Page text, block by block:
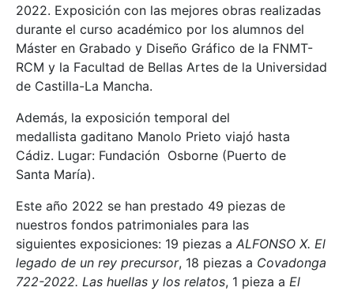
2022. Exposición con las mejores obras realizadas
durante el curso académico por los alumnos del
Máster en Grabado y Diseño Gráfico de la FNMT-
RCM y la Facultad de Bellas Artes de la Universidad
de Castilla-La Mancha.
Además, la exposición temporal del
medallista gaditano Manolo Prieto viajó hasta
Cádiz. Lugar: Fundación Osborne (Puerto de
Santa María).
Este año 2022 se han prestado 49 piezas de
nuestros fondos patrimoniales para las
siguientes exposiciones: 19 piezas a ALFONSO X. El
legado de un rey precursor, 18 piezas a Covadonga
722-2022. Las huellas y los relatos, 1 pieza a El